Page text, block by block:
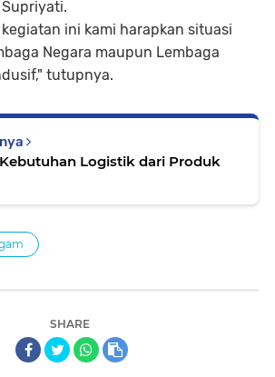
ini kami harapkan situasi
Negara maupun Lembaga
tutupnya.
Logistik dari Produk
SHARE